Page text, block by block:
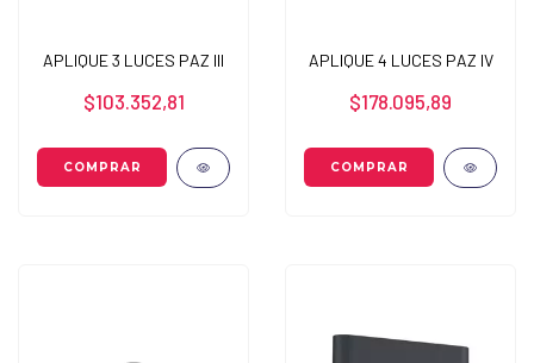
APLIQUE 3 LUCES PAZ III
$103.352,81
APLIQUE 4 LUCES PAZ IV
$178.095,89